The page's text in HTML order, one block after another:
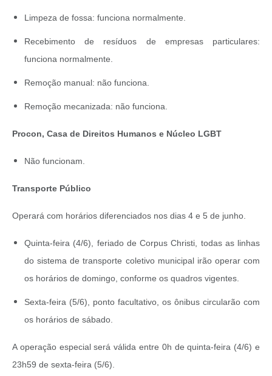
Limpeza de fossa: funciona normalmente.
Recebimento de resíduos de empresas particulares:
funciona normalmente.
Remoção manual: não funciona.
Remoção mecanizada: não funciona.
Procon, Casa de Direitos Humanos e Núcleo LGBT
Não funcionam.
Transporte Público
Operará com horários diferenciados nos dias 4 e 5 de junho.
Quinta-feira (4/6), feriado de Corpus Christi, todas as linhas
do sistema de transporte coletivo municipal irão operar com
os horários de domingo, conforme os quadros vigentes.
Sexta-feira (5/6), ponto facultativo, os ônibus circularão com
os horários de sábado.
A operação especial será válida entre 0h de quinta-feira (4/6) e
23h59 de sexta-feira (5/6).